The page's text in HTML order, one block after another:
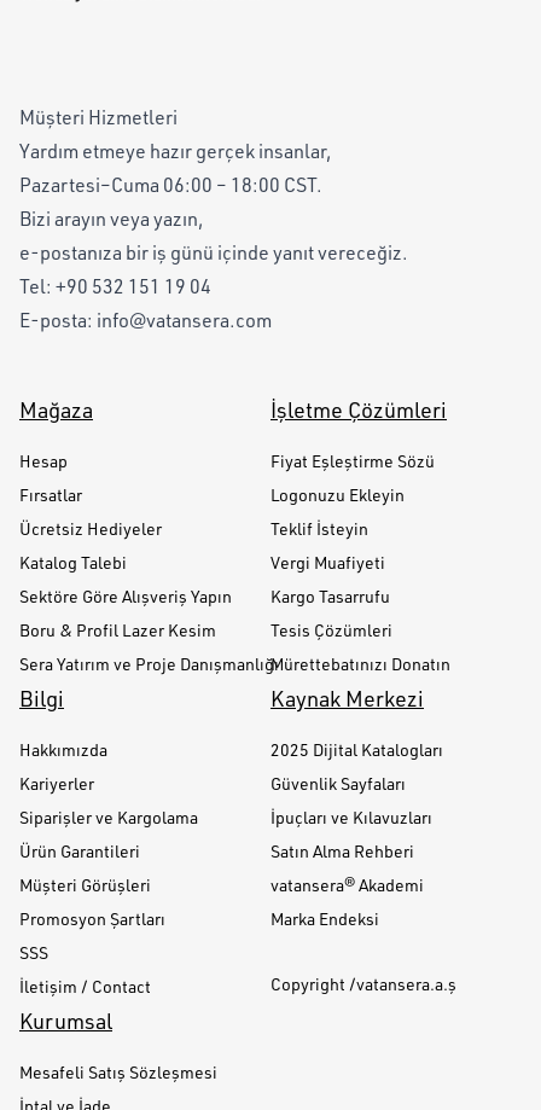
Müşteri Hizmetleri
Yardım etmeye hazır gerçek insanlar,
Pazartesi–Cuma 06:00 – 18:00 CST.
Bizi arayın veya yazın,
e-postanıza bir iş günü içinde yanıt vereceğiz.
Tel: +90 532 151 19 04
E-posta: info@vatansera.com
Mağaza
Hesap
Fırsatlar
Ücretsiz Hediyeler
Katalog Talebi
Sektöre Göre Alışveriş Yapın
Boru & Profil Lazer Kesim
Sera Yatırım ve Proje Danışmanlığı
İşletme Çözümleri
Fiyat Eşleştirme Sözü
Logonuzu Ekleyin
Teklif İsteyin
Vergi Muafiyeti
Kargo Tasarrufu
Tesis Çözümleri
Mürettebatınızı Donatın
Bilgi
Hakkımızda
Kariyerler
Siparişler ve Kargolama
Ürün Garantileri
Müşteri Görüşleri
Promosyon Şartları
SSS
İletişim / Contact
Kaynak Merkezi
2025 Dijital Katalogları
Güvenlik Sayfaları
İpuçları ve Kılavuzları
Satın Alma Rehberi
vatansera® Akademi
Marka Endeksi
Copyright /vatansera.a.ş
Kurumsal
Mesafeli Satış Sözleşmesi
İptal ve İade